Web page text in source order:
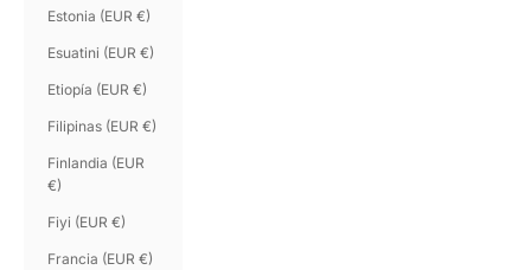
Estonia (EUR €)
Esuatini (EUR €)
Etiopía (EUR €)
Filipinas (EUR €)
Finlandia (EUR
€)
Fiyi (EUR €)
Francia (EUR €)